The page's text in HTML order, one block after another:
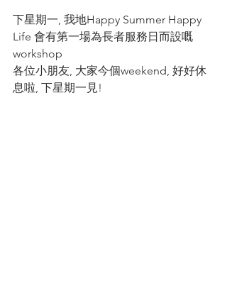
下星期一, 我地Happy Summer Happy
Life 會有第一場為長者服務日而設嘅
workshop
各位小朋友, 大家今個weekend, 好好休
息啦, 下星期一見!